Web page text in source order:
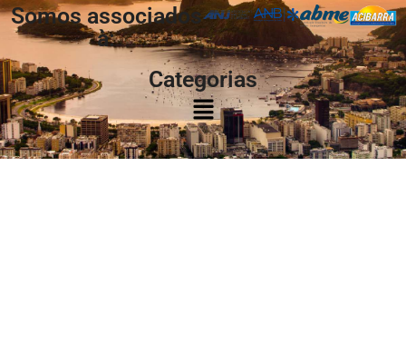
Somos associados
à:
Categorias